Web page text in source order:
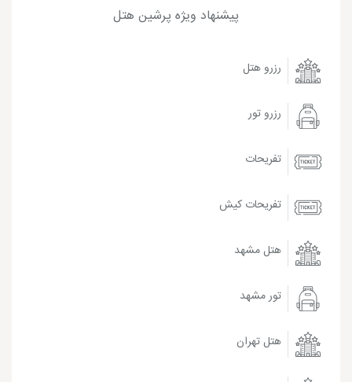
پیشنهاد ویژه پرشین هتل
رزرو هتل
رزرو تور
تفریحات
تفریحات کیش
هتل مشهد
تور مشهد
هتل تهران